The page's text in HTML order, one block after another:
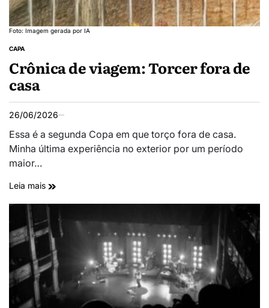
Foto: Imagem gerada por IA
CAPA
Crônica de viagem: Torcer fora de
casa
26/06/2026
Essa é a segunda Copa em que torço fora de casa.
Minha última experiência no exterior por um período
maior…
Leia mais